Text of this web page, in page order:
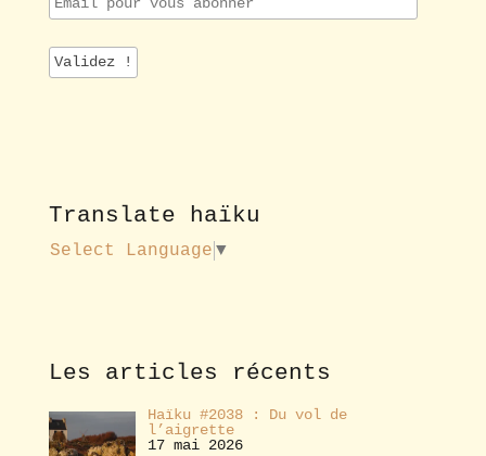
m
i
l
o
u
s
e
Translate haïku
Select Language ▼
Les articles récents
Haïku #2038 : Du vol de
l’aigrette
17 mai 2026